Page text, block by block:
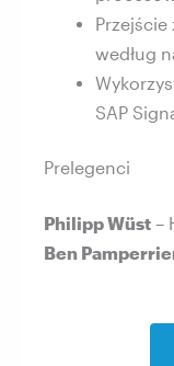
Przejście
według
SAP
Prelegenci
Philipp Wüst –
Ben